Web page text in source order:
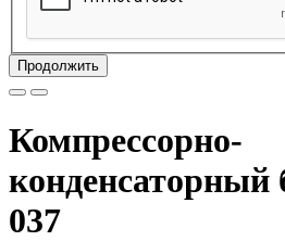
Продолжить
Компрессорно-
конденсаторный
037